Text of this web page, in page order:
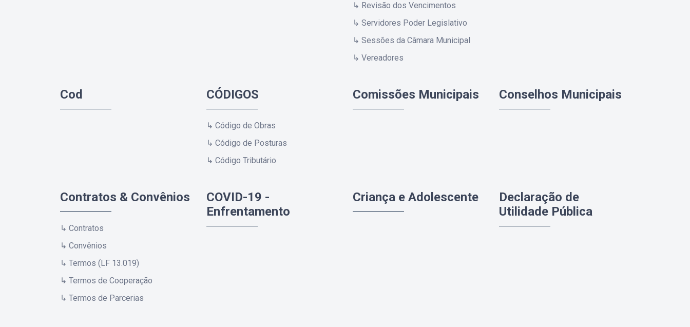
↳ Revisão dos Vencimentos
↳ Servidores Poder Legislativo
↳ Sessões da Câmara Municipal
↳ Vereadores
Cod CÓDIGOS
↳ Código de Obras
↳ Código de Posturas
↳ Código Tributário
Comissões Municipais Conselhos Municipais
Contratos & Convênios
↳ Contratos
↳ Convênios
↳ Termos (LF 13.019)
↳ Termos de Cooperação
↳ Termos de Parcerias
COVID-19 -
Enfrentamento
Criança e Adolescente
Declaração de
Utilidade Pública